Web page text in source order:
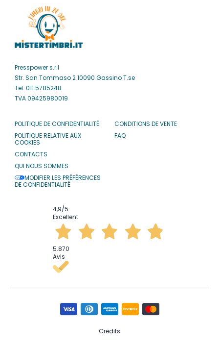
Presspower s.r.l
Str. San Tommaso 2 10090 Gassino T.se
Tel: 011.5785248
TVA 09425980019
POLITIQUE DE CONFIDENTIALITÉ
POLITIQUE RELATIVE AUX
COOKIES
CONTACTS
QUI NOUS SOMMES
MODIFIER LES PRÉFÉRENCES
DE CONFIDENTIALITÉ
CONDITIONS DE VENTE
FAQ
4,9/5
Excellent
5.870
Avis
Credits